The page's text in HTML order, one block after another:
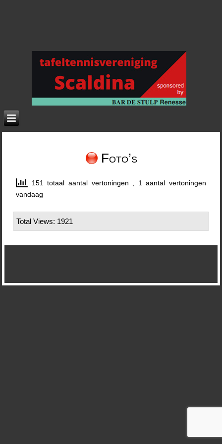
Foto’s
151 totaal aantal vertoningen , 1 aantal vertoningen
vandaag
Total Views: 1921